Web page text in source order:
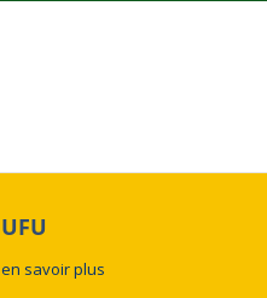
UFU
en savoir plus